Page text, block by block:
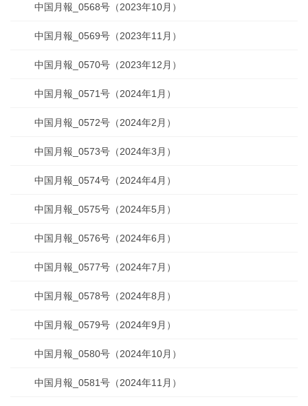
中国月報_0568号（2023年10月）
中国月報_0569号（2023年11月）
中国月報_0570号（2023年12月）
中国月報_0571号（2024年1月）
中国月報_0572号（2024年2月）
中国月報_0573号（2024年3月）
中国月報_0574号（2024年4月）
中国月報_0575号（2024年5月）
中国月報_0576号（2024年6月）
中国月報_0577号（2024年7月）
中国月報_0578号（2024年8月）
中国月報_0579号（2024年9月）
中国月報_0580号（2024年10月）
中国月報_0581号（2024年11月）